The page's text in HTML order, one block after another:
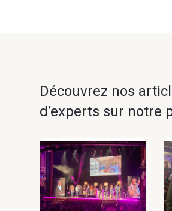
Découvrez nos
d’experts sur notre